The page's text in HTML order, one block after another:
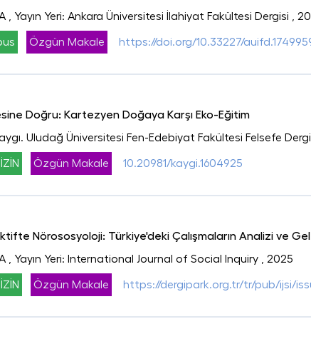
, Yayın Yeri: Ankara Üniversitesi İlahiyat Fakültesi Dergisi ,
Özgün Makale https://doi.org/10.33227/
Doğru: Kartezyen Doğaya Karşı Eko-Eğitim
Kaygı. Uludağ Üniversitesi Fen-Edebiyat Fakültesi Felsefe
Özgün Makale 10.20981/kaygi.1604925
Nörososyoloji: Türkiye'deki Çalışmaların Analizi ve
, Yayın Yeri: International Journal of Social Inquiry , 2025
Özgün Makale https://dergipark.org.tr/tr/pub/ijsi/